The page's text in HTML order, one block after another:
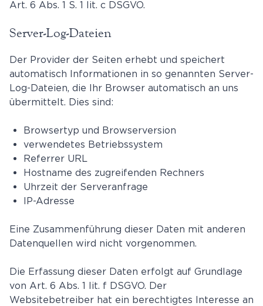
Art. 6 Abs. 1 S. 1 lit. c DSGVO.
Server-Log-Dateien
Der Provider der Seiten erhebt und speichert
automatisch Informationen in so genannten Server-
Log-Dateien, die Ihr Browser automatisch an uns
übermittelt. Dies sind:
Browsertyp und Browserversion
verwendetes Betriebssystem
Referrer URL
Hostname des zugreifenden Rechners
Uhrzeit der Serveranfrage
IP-Adresse
Eine Zusammenführung dieser Daten mit anderen
Datenquellen wird nicht vorgenommen.
Die Erfassung dieser Daten erfolgt auf Grundlage
von Art. 6 Abs. 1 lit. f DSGVO. Der
Websitebetreiber hat ein berechtigtes Interesse an